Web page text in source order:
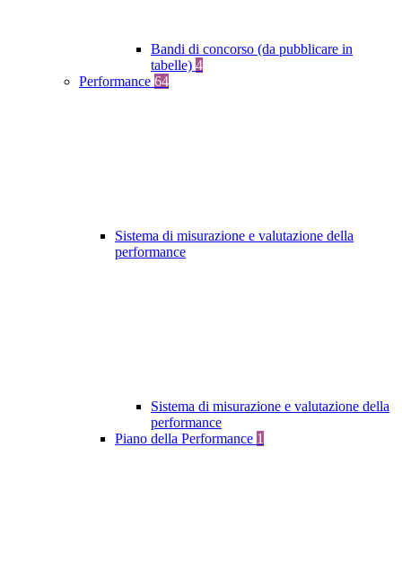
Bandi di concorso (da pubblicare in
tabelle) 4
Performance 64
Sistema di misurazione e valutazione della
performance
Sistema di misurazione e valutazione della
performance
Piano della Performance 1